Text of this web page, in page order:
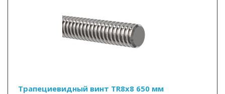
Трапециевидный винт TR8x8 650 мм